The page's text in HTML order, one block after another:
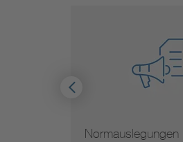
Normauslegungen